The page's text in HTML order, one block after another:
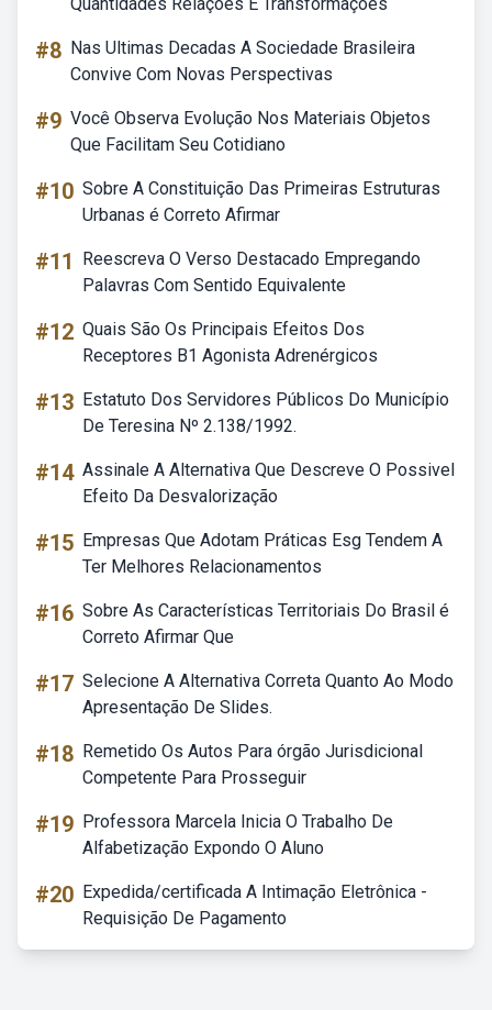
#8 Nas Ultimas Decadas A Sociedade Brasileira
Convive Com Novas Perspectivas
#9 Você Observa Evolução Nos Materiais Objetos
Que Facilitam Seu Cotidiano
#10 Sobre A Constituição Das Primeiras Estruturas
Urbanas é Correto Afirmar
#11
Reescreva O Verso Destacado Empregando
Palavras Com Sentido Equivalente
#12 Quais São Os Principais Efeitos Dos
Receptores B1 Agonista Adrenérgicos
#13 Estatuto Dos Servidores Públicos Do Município
De Teresina Nº 2.138/1992.
#14 Assinale A Alternativa Que Descreve O Possivel
Efeito Da Desvalorização
#15 Empresas Que Adotam Práticas Esg Tendem A
Ter Melhores Relacionamentos
#16 Sobre As Características Territoriais Do Brasil é
Correto Afirmar Que
#17 Selecione A Alternativa Correta Quanto Ao Modo
Apresentação De Slides.
#18 Remetido Os Autos Para órgão Jurisdicional
Competente Para Prosseguir
#19 Professora Marcela Inicia O Trabalho De
Alfabetização Expondo O Aluno
#20 Expedida/certificada A Intimação Eletrônica -
Requisição De Pagamento